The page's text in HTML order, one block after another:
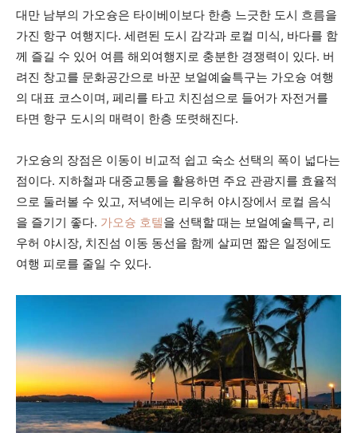
대만 남부의 가오슝은 타이베이보다 한층 느긋한 도시 흐름을
가진 항구 여행지다. 세련된 도시 감각과 로컬 미식, 바다를 함
께 즐길 수 있어 여름 해외여행지로 충분한 경쟁력이 있다. 버
려진 창고를 문화공간으로 바꾼 보얼예술특구는 가오슝 여행
의 대표 코스이며, 페리를 타고 치진섬으로 들어가 자전거를
타면 항구 도시의 매력이 한층 또렷해진다.
가오슝의 장점은 이동이 비교적 쉽고 숙소 선택의 폭이 넓다는
점이다. 지하철과 대중교통을 활용하면 주요 관광지를 효율적
으로 둘러볼 수 있고, 저녁에는 리우허 야시장에서 로컬 음식
을 즐기기 좋다. 가오슝 호텔을 선택할 때는 보얼예술특구, 리
우허 야시장, 치진섬 이동 동선을 함께 살피면 짧은 일정에도
여행 피로를 줄일 수 있다.